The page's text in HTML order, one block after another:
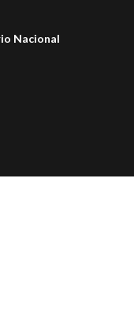
Nacional